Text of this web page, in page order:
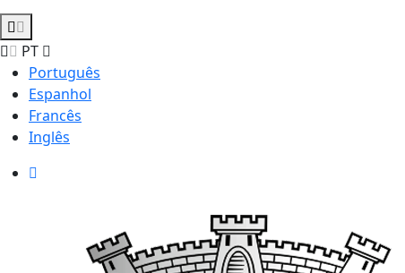
PT
Português
Espanhol
Francês
Inglês